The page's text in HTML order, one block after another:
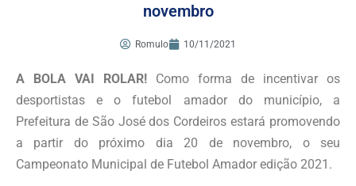
novembro
Romulo 10/11/2021
A BOLA VAI ROLAR! Como forma de incentivar os
desportistas e o futebol amador do município, a
Prefeitura de São José dos Cordeiros estará promovendo
a partir do próximo dia 20 de novembro, o seu
Campeonato Municipal de Futebol Amador edição 2021.